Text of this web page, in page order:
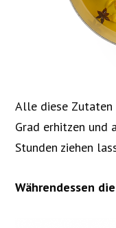
Alle diese
Grad erhitzen und
Stunden ziehen
Währendessen